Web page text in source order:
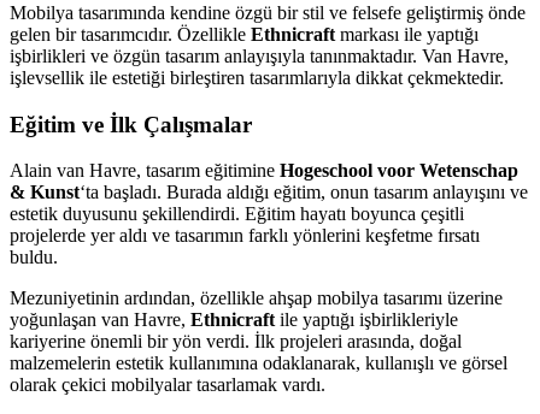
Mobilya tasarımında kendine özgü bir stil ve felsefe geliştirmiş önde
gelen bir tasarımcıdır. Özellikle Ethnicraft markası ile yaptığı
işbirlikleri ve özgün tasarım anlayışıyla tanınmaktadır. Van Havre,
işlevsellik ile estetiği birleştiren tasarımlarıyla dikkat çekmektedir.
Eğitim ve İlk Çalışmalar
Alain van Havre, tasarım eğitimine Hogeschool voor Wetenschap
& Kunst‘ta başladı. Burada aldığı eğitim, onun tasarım anlayışını ve
estetik duyusunu şekillendirdi. Eğitim hayatı boyunca çeşitli
projelerde yer aldı ve tasarımın farklı yönlerini keşfetme fırsatı
buldu.
Mezuniyetinin ardından, özellikle ahşap mobilya tasarımı üzerine
yoğunlaşan van Havre, Ethnicraft ile yaptığı işbirlikleriyle
kariyerine önemli bir yön verdi. İlk projeleri arasında, doğal
malzemelerin estetik kullanımına odaklanarak, kullanışlı ve görsel
olarak çekici mobilyalar tasarlamak vardı.